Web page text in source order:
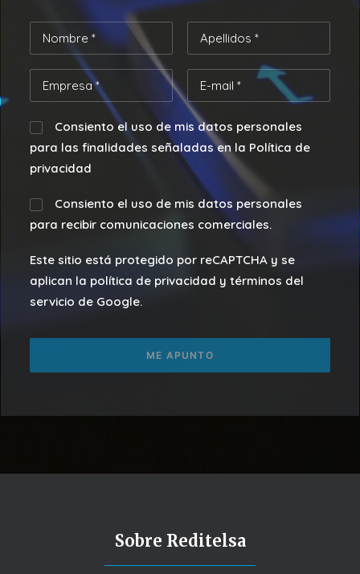
Consiento el uso de mis datos personales
para las finalidades señaladas en la Política de
privacidad
Consiento el uso de mis datos personales
para recibir comunicaciones comerciales.
Este sitio está protegido por reCAPTCHA y se
aplican la política de privacidad y términos del
servicio de Google.
Sobre Reditelsa